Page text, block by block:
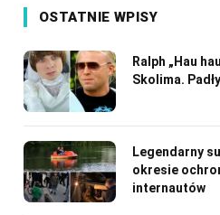
OSTATNIE WPISY
Ralph „Hau
Skolima.
Legendarny
okresie
internautów